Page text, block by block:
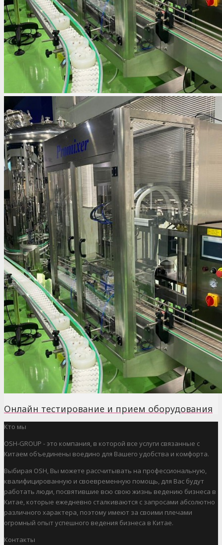
Онлайн тестирование и прием оборудования
Кто мы
OSH-GROUP - это компания, в которой все услуги связанные с
Китаем объединены воедино для Вашего удобства и комфорта.
Выбирая OSH, Вы можете рассчитывать на профессиональную,
квалифицированную и своевременную помощь, для Вас будут
работать люди, посвятившие всю свою жизнь ведению бизнеса в
Китае, которые ежедневно сталкиваются с запросами абсолютно
различного характера, поэтому имеют за своими плечами
огромный опыт успешного ведения бизнеса в Китае.
Контакты